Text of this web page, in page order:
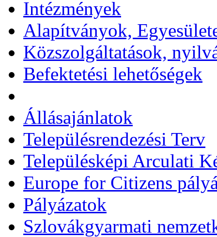
Intézmények
Alapítványok,
Közszolgáltatások,
Befektetési lehetőségek
Állásajánlatok
Településrendezési Terv
Településképi Arculati
Europe for Citizens
Pályázatok
Szlovákgyarmati